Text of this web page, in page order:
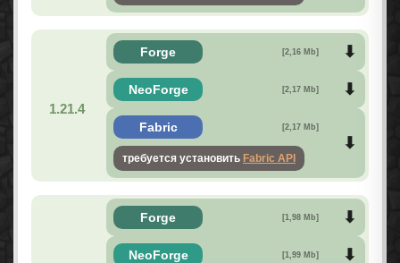
1.21.4
Forge [2,16 Mb]
NeoForge [2,17 Mb]
Fabric [2,17 Mb]
требуется установить Fabric API
Forge [1,98 Mb]
NeoForge [1,99 Mb]